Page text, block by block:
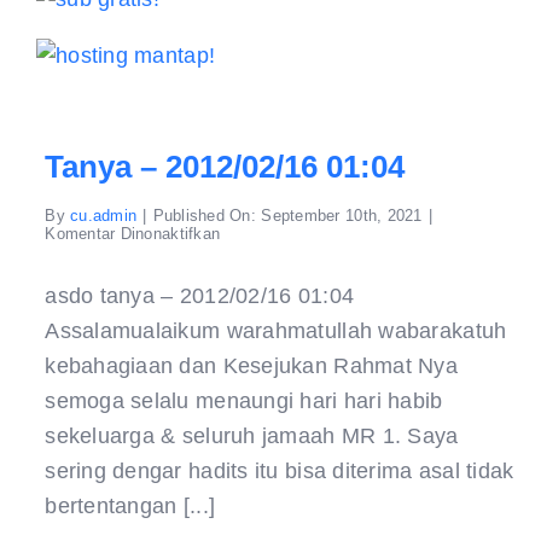
Tanya – 2012/02/16 01:04
Bycu.admin Published On: September 10th, 2021
Komentar Dinonaktifkanpada
2012/02/16
01:04
asdo tanya – 2012/02/16 01:04
Assalamualaikum warahmatullah wabarakatuh
kebahagiaan dan Kesejukan Rahmat Nya
semoga selalu menaungi hari hari habib
sekeluarga & seluruh jamaah MR 1. Saya
sering dengar hadits itu bisa diterima asal tidak
bertentangan [...]